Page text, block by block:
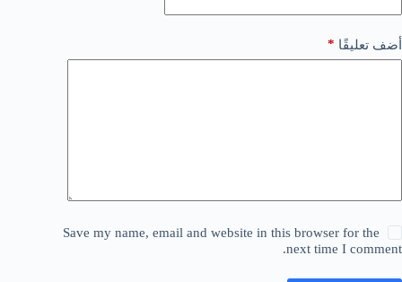
أضف تعليقًا *
Save my name, email and website in this browser for the
next time I comment.